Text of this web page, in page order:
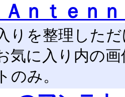
Ａｎｔｅｎ
りを整理した
気に入り内の
のみ。